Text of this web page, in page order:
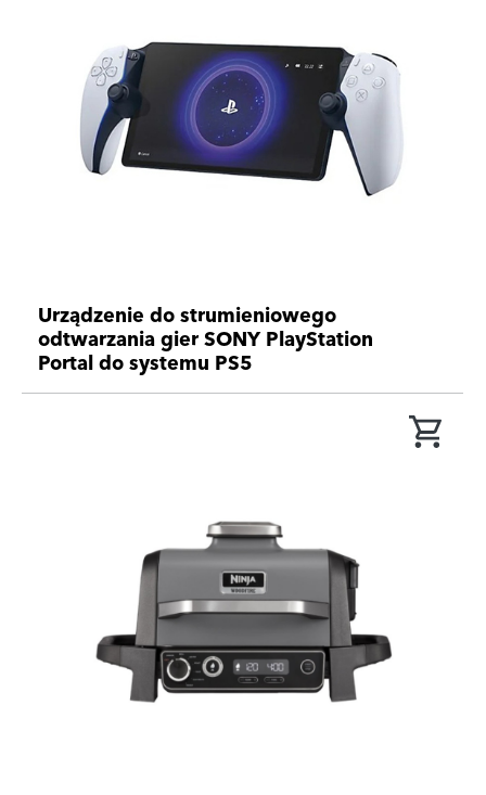
Urządzenie do strumieniowego
odtwarzania gier SONY PlayStation
Portal do systemu PS5